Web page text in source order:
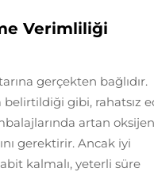
Verimliliği
gerçekten bağlıdır.
belirtildiği gibi, rahatsız
artan oksijen
gerektirir. Ancak iyi
kalmalı, yeterli süre